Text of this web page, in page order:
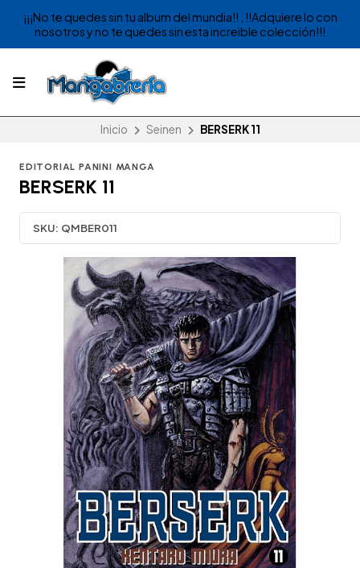
¡¡¡No te quedes sin tu album del mundia!! , !!Adquiere lo con
nosotros y no te quedes sin esta increible colección!!!
Inicio Seinen BERSERK 11
EDITORIAL PANINI MANGA
BERSERK 11
SKU: QMBER011